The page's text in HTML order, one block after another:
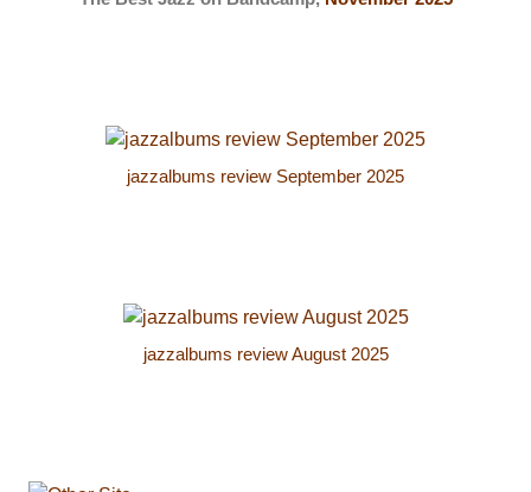
jazzalbums review September 2025
jazzalbums review August 2025